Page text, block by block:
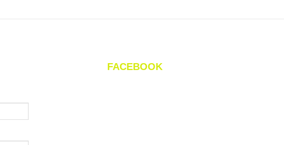
FACEBOOK